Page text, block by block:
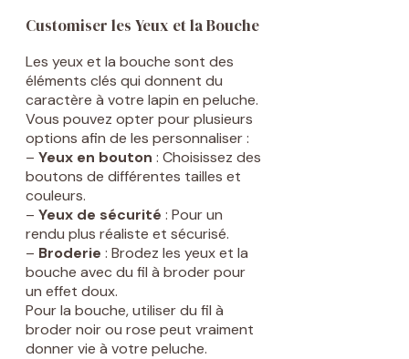
Customiser les Yeux et la Bouche
Les yeux et la bouche sont des
éléments clés qui donnent du
caractère à votre lapin en peluche.
Vous pouvez opter pour plusieurs
options afin de les personnaliser :
– Yeux en bouton : Choisissez des
boutons de différentes tailles et
couleurs.
– Yeux de sécurité : Pour un
rendu plus réaliste et sécurisé.
– Broderie : Brodez les yeux et la
bouche avec du fil à broder pour
un effet doux.
Pour la bouche, utiliser du fil à
broder noir ou rose peut vraiment
donner vie à votre peluche.